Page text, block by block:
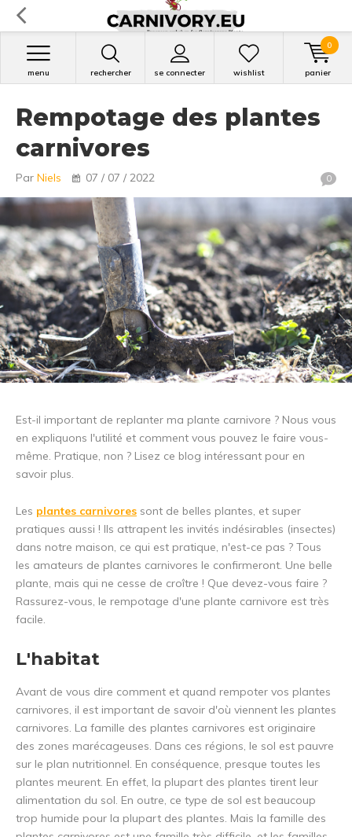
rechercher se connecter
menu wishlist panier
0
Rempotage des plantes
carnivores
Par Niels 07 / 07 / 2022 0
Est-il important de replanter ma plante carnivore ? Nous vous
en expliquons l'utilité et comment vous pouvez le faire vous-
même. Pratique, non ? Lisez ce blog intéressant pour en
savoir plus.
Les plantes carnivores sont de belles plantes, et super
pratiques aussi ! Ils attrapent les invités indésirables (insectes)
dans notre maison, ce qui est pratique, n'est-ce pas ? Tous
les amateurs de plantes carnivores le confirmeront. Une belle
plante, mais qui ne cesse de croître ! Que devez-vous faire ?
Rassurez-vous, le rempotage d'une plante carnivore est très
facile.
L'habitat
Avant de vous dire comment et quand rempoter vos plantes
carnivores, il est important de savoir d'où viennent les plantes
carnivores. La famille des plantes carnivores est originaire
des zones marécageuses. Dans ces régions, le sol est pauvre
sur le plan nutritionnel. En conséquence, presque toutes les
plantes meurent. En effet, la plupart des plantes tirent leur
alimentation du sol. En outre, ce type de sol est beaucoup
trop humide pour la plupart des plantes. Mais la famille des